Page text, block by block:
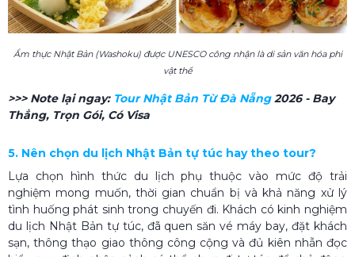
Ẩm thực Nhật Bản (Washoku) được UNESCO công nhận là di sản văn hóa phi
vật thể
>>> Note lại ngay: Tour Nhật Bản Từ Đà Nẵng2026 - Bay
Thẳng, Trọn Gói, Có Visa
5. Nên chọn du lịch Nhật Bản tự túc hay theo tour?
Lựa chọn hình thức du lịch phụ thuộc vào mức độ trải
nghiệm mong muốn, thời gian chuẩn bị và khả năng xử lý
tình huống phát sinh trong chuyến đi. Khách có kinh nghiệm
du lịch Nhật Bản tự túc, đã quen săn vé máy bay, đặt khách
sạn, thông thạo giao thông công cộng và đủ kiên nhẫn đọc